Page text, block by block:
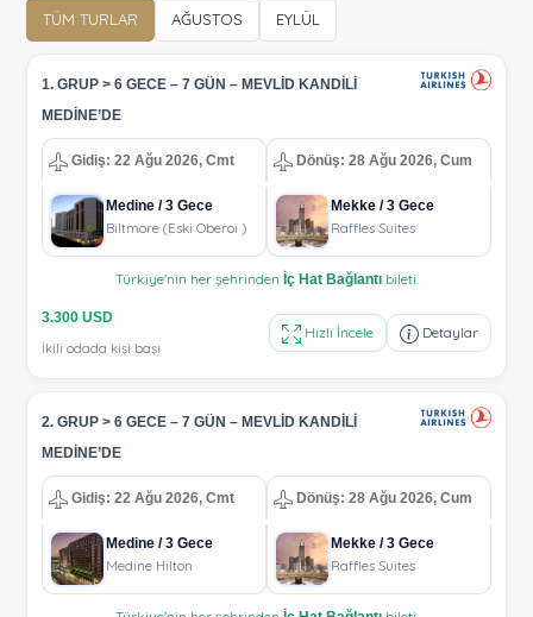
TÜM TURLAR AĞUSTOS EYLÜL
1. GRUP > 6 GECE – 7 GÜN – MEVLİD KANDİLİ
MEDİNE’DE
Gidiş: 22 Ağu 2026, Cmt Dönüş: 28 Ağu 2026, Cum
Medine / 3 Gece
Biltmore (Eski Oberoi )
Mekke / 3 Gece
Raffles Suites
Türkiye'nin her şehrinden İç Hat Bağlantıbileti.
3.300 USD
İkili odada kişi başı
Hızlı İncele Detaylar
2. GRUP > 6 GECE – 7 GÜN – MEVLİD KANDİLİ
MEDİNE’DE
Gidiş: 22 Ağu 2026, Cmt Dönüş: 28 Ağu 2026, Cum
Medine / 3 Gece
Medine Hilton
Mekke / 3 Gece
Raffles Suites